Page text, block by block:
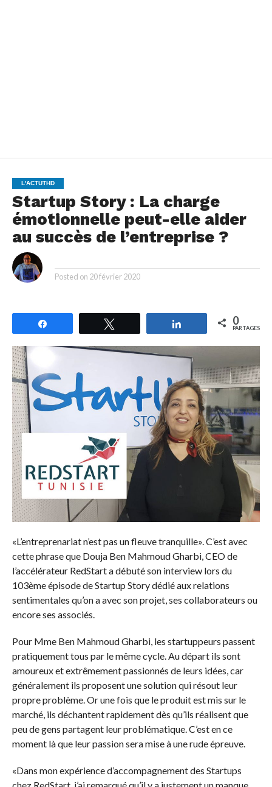
L'ACTUTHD
Startup Story : La charge
émotionnelle peut-elle aider
au succès de l’entreprise ?
Posted on 20 février 2020
Partagez 0
PARTAGES
«L’entreprenariat n’est pas un fleuve tranquille». C’est avec
cette phrase que Douja Ben Mahmoud Gharbi, CEO de
l’accélérateur RedStart a débuté son interview lors du
103ème épisode de Startup Story dédié aux relations
sentimentales qu’on a avec son projet, ses collaborateurs ou
encore ses associés.
Pour Mme Ben Mahmoud Gharbi, les startuppeurs passent
pratiquement tous par le même cycle. Au départ ils sont
amoureux et extrêmement passionnés de leurs idées, car
généralement ils proposent une solution qui résout leur
propre problème. Or une fois que le produit est mis sur le
marché, ils déchantent rapidement dès qu’ils réalisent que
peu de gens partagent leur problématique. C’est en ce
moment là que leur passion sera mise à une rude épreuve.
«Dans mon expérience d’accompagnement des Startups